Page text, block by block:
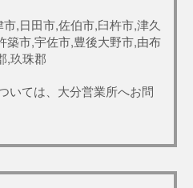
,日田市,佐伯市,臼杵市,津久
築市,宇佐市,豊後大野市,由布
,玖珠郡
いては、大分営業所へお問